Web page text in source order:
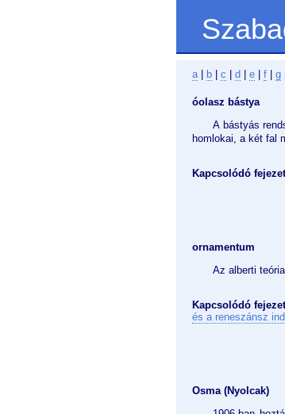
a| b c d e f g
óolasz bástya
A bástyás
homlokai, a két fal
Kapcsolódó
ornamentum
Az alberti
Kapcsolódó
és a reneszánsz
Osma (Nyolcak)